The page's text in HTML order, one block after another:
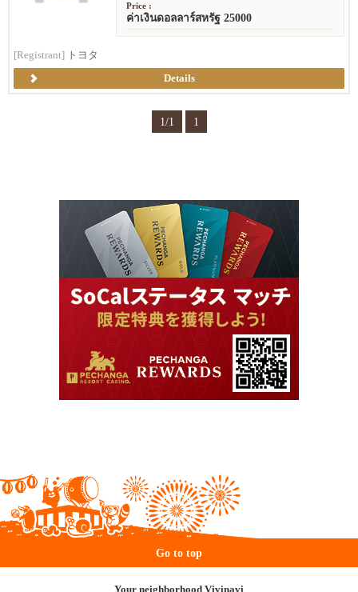
Price :
ค่าเงินดอลลาร์สหรัฐ 25000
[Registrant] トヨタ
Details
1/1 1
Go to top
Your neighborhood Vivinavi